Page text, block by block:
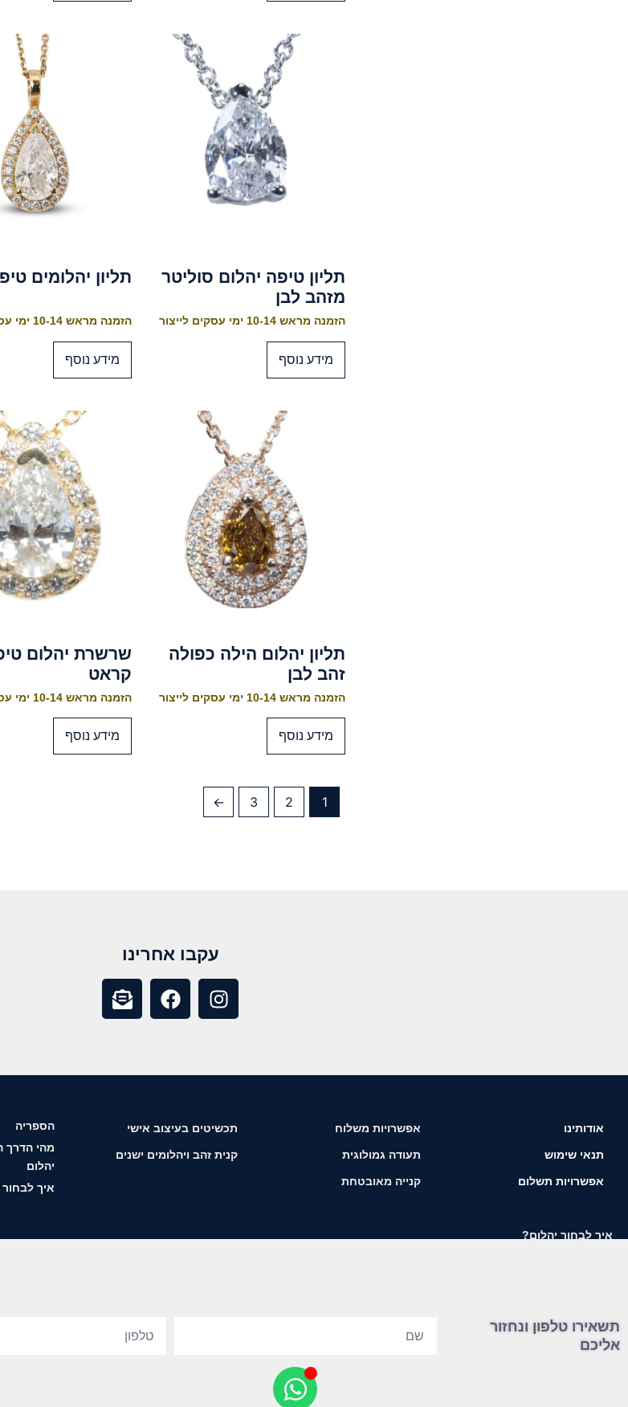
תליון טיפה יהלום סוליטר
מזהב לבן
הזמנה מראש 10-14 ימי עסקים לייצור
מידע נוסף
תליון יהלומים
הזמנה מראש 10-14 ימי עסקים לייצור
מידע נוסף
תליון יהלום הילה כפולה
זהב לבן
הזמנה מראש 10-14 ימי עסקים לייצור
מידע נוסף
קראט
הזמנה מראש 10-14 ימי עסקים לייצור
מידע נוסף
1
2
3
←
עקבו אחרינו
אודותינו
תנאי שימוש
אפשרויות תשלום
אפשרויות משלוח
תעודה גמולוגית
קנייה מאובטחת
תכשיטים בעיצוב אישי
קנית זהב ויהלומים ישנים
הספריה
מהי הדרך
יהלום
איך
איך לבחור יהלום?
תשאירו טלפון ונחזור
אליכם